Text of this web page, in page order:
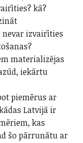
kā?
nevar izvairīties
materializējas
iekārtu
piemērus ar
Latvijā ir
kas
šo pārrunātu ar